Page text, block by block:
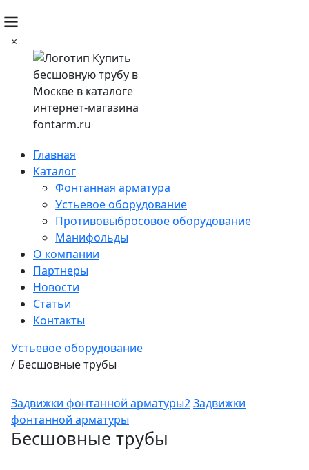
×
Главная
Каталог
Фонтанная арматура
Устьевое оборудование
Противовыбросовое оборудование
Манифольды
О компании
Партнеры
Новости
Статьи
Контакты
Устьевое оборудование
/ Бесшовные трубы
Задвижки фонтанной арматуры2Задвижки
фонтанной арматуры
Бесшовные трубы